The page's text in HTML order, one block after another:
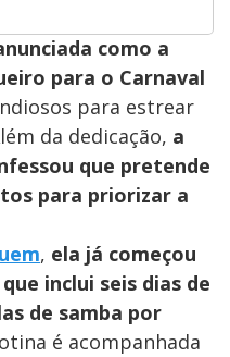
como a
para o Carnaval
para estrear
da dedicação, a
que pretende
para priorizar a
, ela já começou
inclui seis dias de
de samba por
é acompanhada